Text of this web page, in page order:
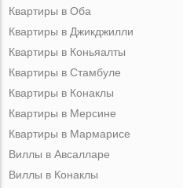
Квартиры в Оба
Квартиры в Джикджилли
Квартиры в Коньяалты
Квартиры в Стамбуле
Квартиры в Конаклы
Квартиры в Мерсине
Квартиры в Мармарисе
Виллы в Авсалларе
Виллы в Конаклы